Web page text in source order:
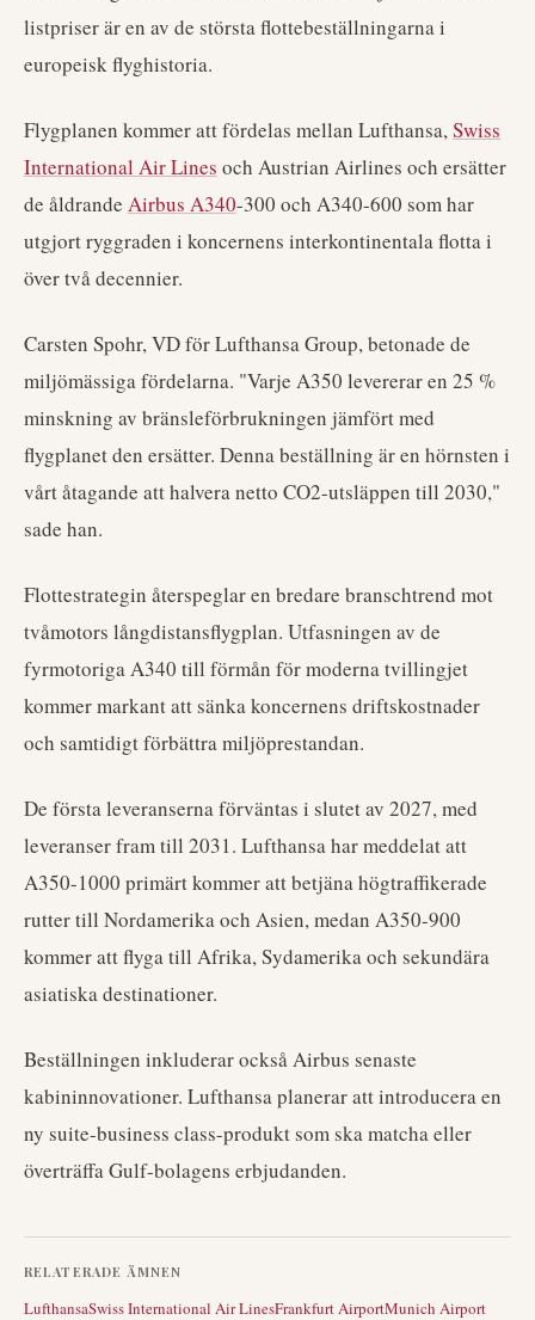
listpriser är en av de största flottebeställningarna i
europeisk flyghistoria.
Flygplanen kommer att fördelas mellan Lufthansa,Swiss
International Air Lines och Austrian Airlines och ersätter
de åldrande Airbus A340-300 och A340-600 som har
utgjort ryggraden i koncernens interkontinentala flotta i
över två decennier.
Carsten Spohr, VD för Lufthansa Group, betonade de
miljömässiga fördelarna. "Varje A350 levererar en 25 %
minskning av bränsleförbrukningen jämfört med
flygplanet den ersätter. Denna beställning är en hörnsten i
vårt åtagande att halvera netto CO2-utsläppen till 2030,"
sade han.
Flottestrategin återspeglar en bredare branschtrend mot
tvåmotors långdistansflygplan. Utfasningen av de
fyrmotoriga A340 till förmån för moderna tvillingjet
kommer markant att sänka koncernens driftskostnader
och samtidigt förbättra miljöprestandan.
De första leveranserna förväntas i slutet av 2027, med
leveranser fram till 2031. Lufthansa har meddelat att
A350-1000 primärt kommer att betjäna högtraffikerade
rutter till Nordamerika och Asien, medan A350-900
kommer att flyga till Afrika, Sydamerika och sekundära
asiatiska destinationer.
Beställningen inkluderar också Airbus senaste
kabininnovationer. Lufthansa planerar att introducera en
ny suite-business class-produkt som ska matcha eller
överträffa Gulf-bolagens erbjudanden.
RELATERADE ÄMNEN
LufthansaSwiss International Air LinesFrankfurt AirportMunich Airport